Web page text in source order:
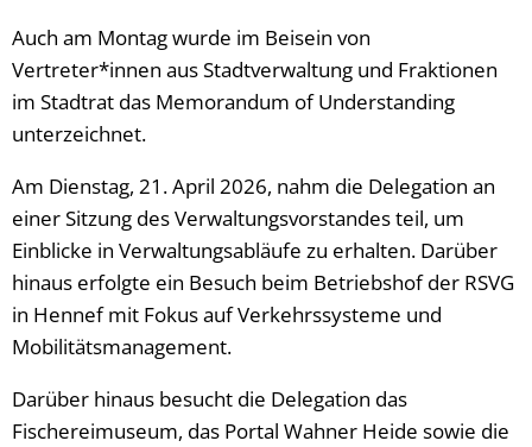
Auch am Montag wurde im Beisein von
Vertreter*innen aus Stadtverwaltung und Fraktionen
im Stadtrat das Memorandum of Understanding
unterzeichnet.
Am Dienstag, 21. April 2026, nahm die Delegation an
einer Sitzung des Verwaltungsvorstandes teil, um
Einblicke in Verwaltungsabläufe zu erhalten. Darüber
hinaus erfolgte ein Besuch beim Betriebshof der RSVG
in Hennef mit Fokus auf Verkehrssysteme und
Mobilitätsmanagement.
Darüber hinaus besucht die Delegation das
Fischereimuseum, das Portal Wahner Heide sowie die